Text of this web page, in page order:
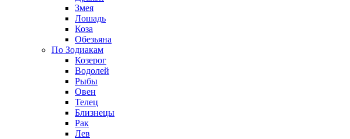
Змея
Лошадь
Коза
Обезьяна
По Зодиакам
Козерог
Водолей
Рыбы
Овен
Телец
Близнецы
Рак
Лев